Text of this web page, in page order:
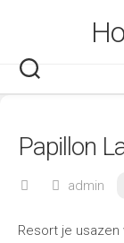
Papillon
admin
Resort je